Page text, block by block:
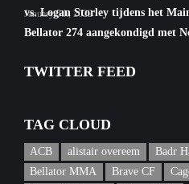
January 5th, 2022
Bellator 274 aangekondigd met
January 5th, 2022
TWITTER FEED
TAG CLOUD
ACB alistair overeem Badr
Bellator MMA
Brave CF